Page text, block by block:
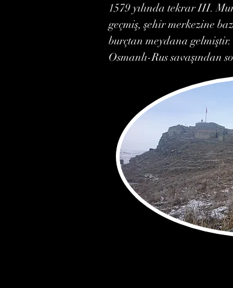
1579 yılında tekrar III.
geçmiş, şehir merkezine
burçtan meydana
Osmanlı-Rus savaşından